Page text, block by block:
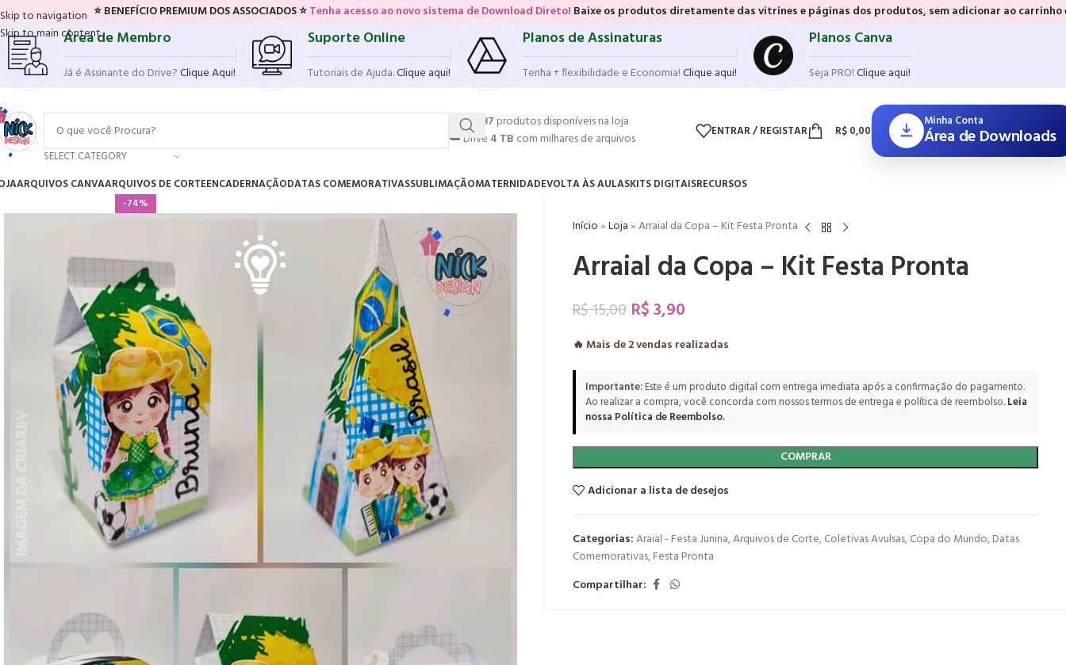
Skip to navigation
Skip to main content
⭐ BENEFÍCIO PREMIUM DOS ASSOCIADOS ⭐Tenha acesso ao novo sistema de Download Direto!Baixe os produtos diretamente das vitrines e páginas dos produtos, sem adicionar ao carrinho e sem
Área de Membro
Já é Assinante do Drive?Clique Aqui!
Suporte Online
Tutoriais de Ajuda.Clique aqui!
Planos de Assinaturas
Tenha + flexibilidade e Economia!Clique aqui!
Planos Canva
Seja PRO!Clique aqui!
SELECT CATEGORY
💥17.587 produtos disponíveis na loja
☁️ Drive 4 TB com milhares de arquivos ENTRAR / REGISTAR R$0,00
Minha Conta
Área de Downloads
ARQUIVOS CANVAARQUIVOS DE CORTEENCADERNAÇÃODATAS COMEMORATIVASSUBLIMAÇÃOMATERNIDADEVOLTA ÀS AULASKITS DIGITAISRECURSOS
-74%
Início»Loja»Arraial da Copa – Kit Festa Pronta
Arraial da Copa – Kit Festa Pronta
R$15,00 R$3,90
🔥 Mais de2vendas realizadas
Importante:Este é um produto digital com entrega imediata após a confirmação do pagamento.
Ao realizar a compra, você concorda com nossos termos de entrega e política de reembolso.Leia
nossa Política de Reembolso.
COMPRAR
Adicionar a lista de desejos
Categorias:Araial - Festa Junina,Arquivos de Corte,Coletivas Avulsas,Copa do Mundo,Datas
Comemorativas,Festa Pronta
Compartilhar: